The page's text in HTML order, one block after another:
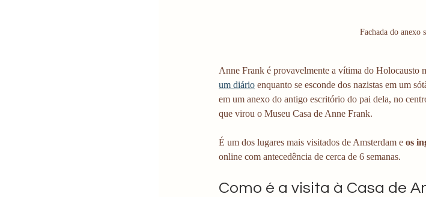
Fachada do anexo
Anne Frank é provavelmente a vítima do Holocausto
um diário enquanto se esconde dos nazistas em um
em um anexo do antigo escritório do pai dela, no
que virou o Museu Casa de Anne Frank.
É um dos lugares mais visitados de Amsterdam e os
online com antecedência de cerca de 6 semanas.
Como é a visita à Casa de